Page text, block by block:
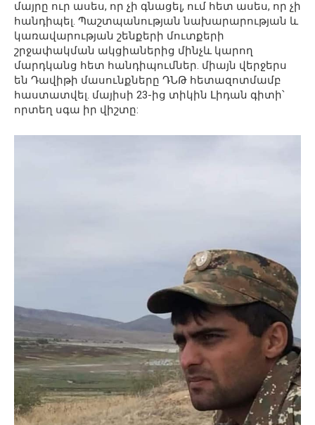
մայրը ուր ասես, որ չի գնացել, ում հետ ասես, որ չի
հանդիպել. Պաշտպանության նախարարության և
կառավարության շենքերի մուտքերի
շրջափակման ակցիաներից մինչև կարող
մարդկանց հետ հանդիպումներ. միայն վերջերս
են Դավիթի մասունքները ԴՆԹ հետազոտմամբ
հաստատվել. մայիսի 23-ից տիկին Լիդան գիտի՝
որտեղ սգա իր վիշտը: